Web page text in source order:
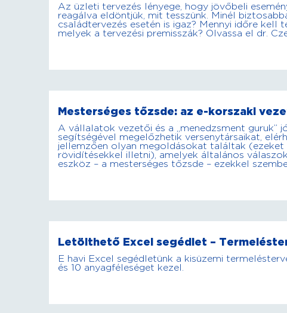
Az üzleti tervezés lényege, hogy jövőbeli
reagálva eldöntjük, mit tesszünk. Minél
családtervezés esetén is igaz? Mennyi időre kell
melyek a tervezési premisszák? Olvassa el dr.
Mesterséges tőzsde: az e-korszaki
A vállalatok vezetői és a „menedzsment guruk”
segítségével megelőzhetik versenytársaikat,
jellemzően olyan megoldásokat találtak
rövidítésekkel illetni), amelyek általános
eszköz – a mesterséges tőzsde – ezekkel
Letölthető Excel segédlet –
E havi Excel segédletünk a kisüzemi
és 10 anyagféleséget kezel.